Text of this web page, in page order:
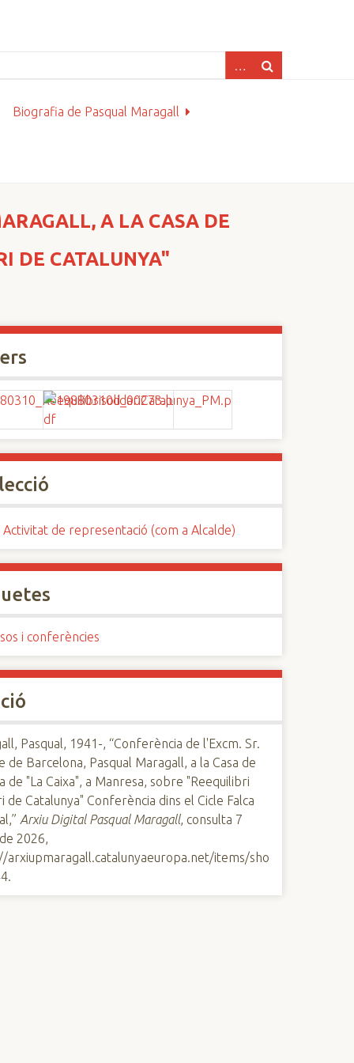
Biografia de Pasqual Maragall
A LA CASA DE
DE CATALUNYA"
Activitat de representació (com a Alcalde)
i conferències
Pasqual, 1941-, “Conferència de l'Excm. Sr.
de Barcelona, Pasqual Maragall, a la Casa de
de "La Caixa", a Manresa, sobre "Reequilibri
de Catalunya" Conferència dins el Cicle Falca
Arxiu Digital Pasqual Maragall, consulta 7
2026,
arxiupmaragall.catalunyaeuropa.net/items/sho
.